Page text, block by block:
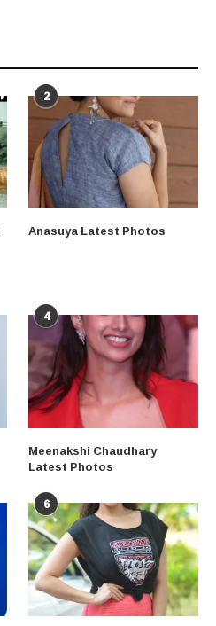
2
Anasuya Latest Photos
4
Meenakshi Chaudhary
Latest Photos
6